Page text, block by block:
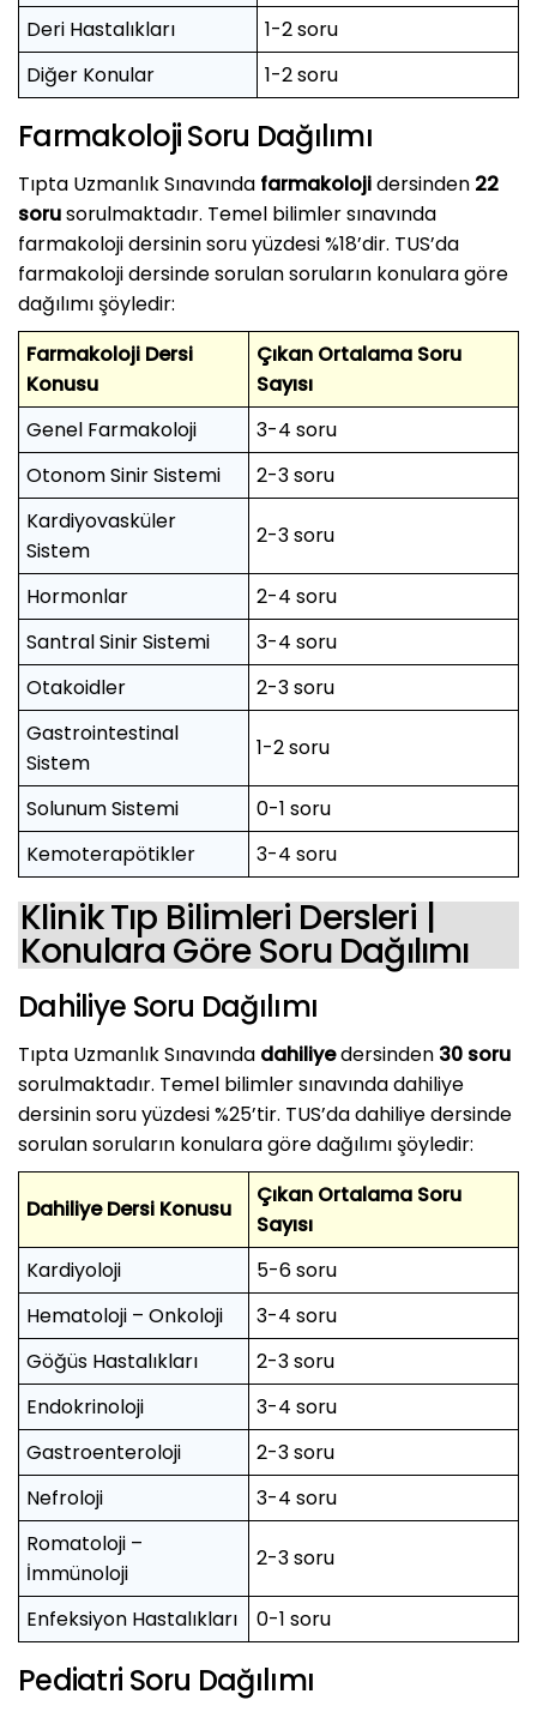
Deri Hastalıkları
1-2 soru
Diğer Konular
1-2 soru
Farmakoloji Soru Dağılımı
Tıpta Uzmanlık Sınavında farmakolojidersinden 22
sorusorulmaktadır. Temel bilimler sınavında
farmakoloji dersinin soru yüzdesi %18’dir. TUS’da
farmakoloji dersinde sorulan soruların konulara göre
dağılımı şöyledir:
Farmakoloji Dersi
Konusu
Çıkan Ortalama Soru
Sayısı
Genel Farmakoloji
3-4 soru
Otonom Sinir Sistemi
2-3 soru
Kardiyovasküler
Sistem
2-3 soru
Hormonlar
2-4 soru
Santral Sinir Sistemi
3-4 soru
Otakoidler
2-3 soru
Gastrointestinal
Sistem
1-2 soru
Solunum Sistemi
0-1 soru
Kemoterapötikler
3-4 soru
Klinik Tıp Bilimleri Dersleri |
Konulara Göre Soru Dağılımı
Dahiliye Soru Dağılımı
Tıpta Uzmanlık Sınavında dahiliyedersinden 30 soru
sorulmaktadır. Temel bilimler sınavında dahiliye
dersinin soru yüzdesi %25’tir. TUS’da dahiliye dersinde
sorulan soruların konulara göre dağılımı şöyledir:
Dahiliye Dersi Konusu
Çıkan Ortalama Soru
Sayısı
Kardiyoloji
5-6 soru
Hematoloji – Onkoloji
3-4 soru
Göğüs Hastalıkları
2-3 soru
Endokrinoloji
3-4 soru
Gastroenteroloji
2-3 soru
Nefroloji
3-4 soru
Romatoloji –
İmmünoloji
2-3 soru
Enfeksiyon Hastalıkları 0-1 soru
Pediatri Soru Dağılımı